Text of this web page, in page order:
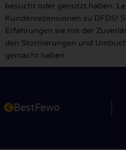
besucht oder genutzt haben.
Kundenrezensionen zu DFDS!
Erfahrungen sie mit der
den Stornierungen und
gemacht haben.
BestFewo